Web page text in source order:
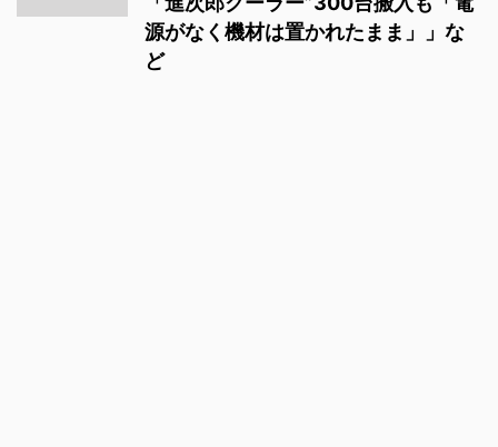
源がなく機材は置かれたまま」」な
ど